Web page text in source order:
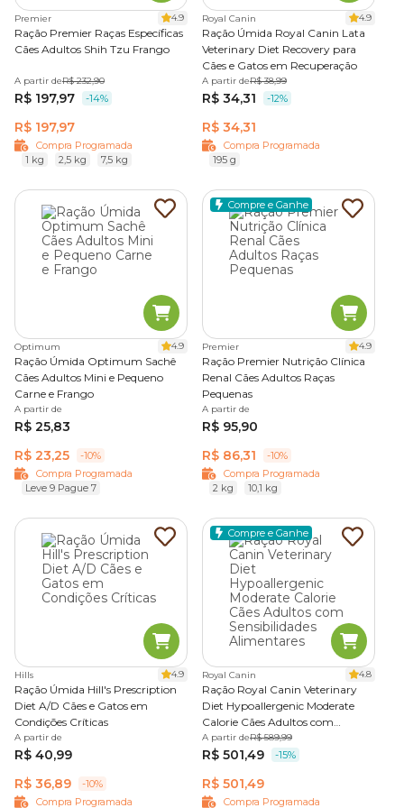
e pode ser combinada com a ração seca para variar o sabor
e deixar a alimentação mais interessante.
Disponível nas categorias Premium e Super Premium
uma boa opção para cães que preferem alimentos macios
ou precisam de refeições mais apetitosas, trazendo mais
variedade e praticidade para as refeições.
Ração natural
ração natural para cãesse destaca por utilizar
composições sem corantes, conservantes artificiais ou
transgênicos.
costumam incluir carnes frescas, legumes, frutas e cereais
integrais, o que favorece melhor aproveitamento dos
nutrientes e maior digestibilidade.
São alimentos que geralmente fazem parte das categorias
Premium Especial ou Super Premium Natural,
reconhecidas pelo uso de boas fontes de proteína e pelo
equilíbrio nutricional.
Outro diferencial está na padronização das fórmulas. Muitas
marcas trabalham com receitas fixas, sem substituições
composição.
Rações terapêuticas (medicamentosas)
ou medicamentosas, são
desenvolvidas para oferecer suporte nutricional a cães com
condições específicas de saúde.
Diferente das rações convencionais, possuem composição
controlada e fazem parte do manejo clínico, sendo
indicadas de acordo com o diagnóstico do animal.
orientação de um médico-veterinário, que irá definir a
Premier 4.9
Ração Premier Raças Específicas
Cães Adultos Shih Tzu Frango
A partir deR$ 232,90
R$ 197,97 -14%
R$ 197,97
Compra Programada
1 kg
2,5 kg 7,5 kg
Royal Canin 4.9
Ração Úmida Royal Canin Lata
Veterinary Diet Recovery para
Cães e Gatos em Recuperação
A partir deR$ 38,99
R$ 34,31 -12%
R$ 34,31
Compra Programada
195 g
Optimum 4.9
Ração Úmida Optimum Sachê
Cães Adultos Mini e Pequeno
Carne e Frango
A partir de
R$ 25,83
R$ 23,25
-10%
Compra Programada
Leve 9 Pague 7
Compre e Ganhe
Premier 4.9
Ração Premier Nutrição Clínica
Renal Cães Adultos Raças
Pequenas
A partir de
R$ 95,90
R$ 86,31
-10%
Compra Programada
2 kg
10,1 kg
Hills 4.9
Ração Úmida Hill's Prescription
Diet A/D Cães e Gatos em
Condições Críticas
A partir de
R$ 40,99
R$ 36,89
-10%
Compra Programada
Compre e Ganhe
Royal Canin 4.8
Ração Royal Canin Veterinary
Diet Hypoallergenic Moderate
Calorie Cães Adultos com
Sensibilidades Alimentares
A partir deR$ 589,99
R$ 501,49 -15%
R$ 501,49
Compra Programada